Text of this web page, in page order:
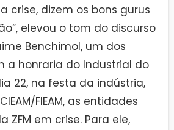
crise, dizem os bons gurus
elevou o tom do discurso
Benchimol, um dos
a honraria do Industrial do
22, na festa da indústria,
FIEAM, as entidades
ZFM em crise. Para ele,